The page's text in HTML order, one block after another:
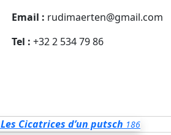
Email : rudimaerten@gmail.com
Tel : +32 2 534 79 86
Les Cicatrices d’un putsch 186